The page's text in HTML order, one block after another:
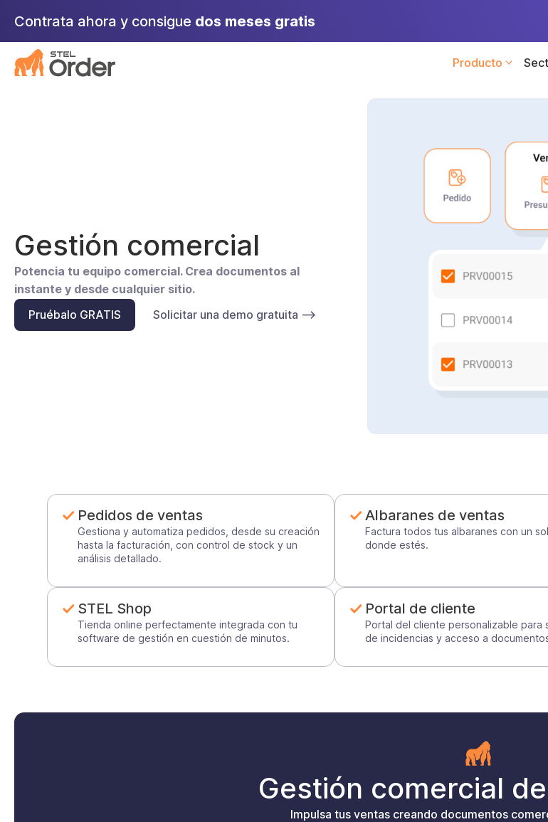
contenido
Contrata ahora y consigue dos meses gratis
Producto
Gestión comercial
Potencia tu equipo comercial. Crea documentos al
instante y desde cualquier sitio.
Pruébalo GRATIS
Solicitar una demo gratuita –>
Pedidos de ventas
Gestiona y automatiza pedidos, desde su creación
hasta la facturación, con control de stock y un
análisis detallado.
Albaranes de ventas
Factura todos tus albaranes con un
donde estés.
STEL Shop
Tienda online perfectamente integrada con tu
software de gestión en cuestión de minutos.
Portal de cliente
Portal del cliente personalizable para
de incidencias y acceso a
Gestión comercial
Impulsa tus ventas creando documentos